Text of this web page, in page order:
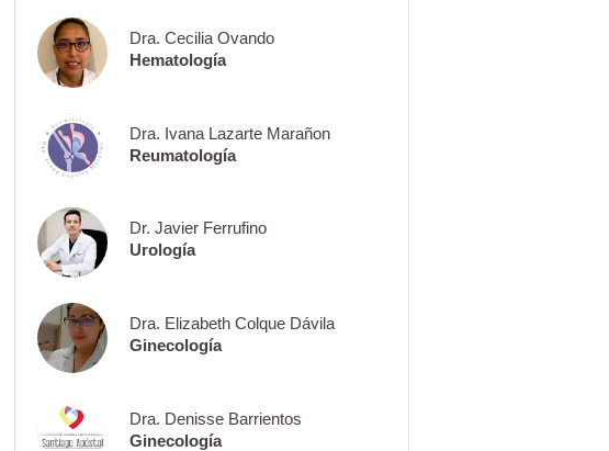
Dra. Cecilia Ovando
Hematología
Dra. Ivana Lazarte Marañon
Reumatología
Dr. Javier Ferrufino
Urología
Dra. Elizabeth Colque Dávila
Ginecología
Dra. Denisse Barrientos
Ginecología